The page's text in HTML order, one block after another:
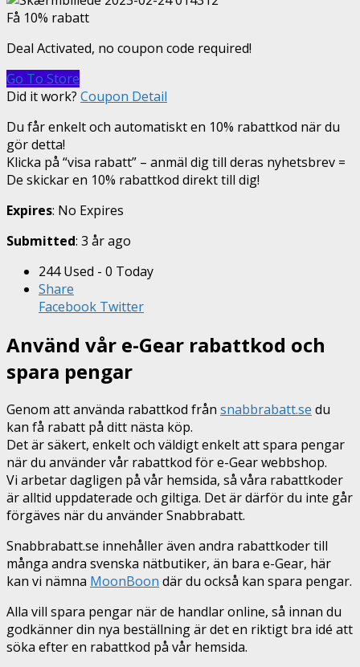
Få 10% rabatt
Deal Activated, no coupon code required!
Go To Store
Did it work? Coupon Detail
Du får enkelt och automatiskt en 10% rabattkod när du
gör detta!
Klicka på “visa rabatt” – anmäl dig till deras nyhetsbrev =
De skickar en 10% rabattkod direkt till dig!
Expires: No Expires
Submitted: 3 år ago
244 Used - 0 Today
Share
Facebook Twitter
Använd vår e-Gear rabattkod och
spara pengar
Genom att använda rabattkod från snabbrabatt.se du
kan få rabatt på ditt nästa köp.
Det är säkert, enkelt och väldigt enkelt att spara pengar
när du använder vår rabattkod för e-Gear webbshop.
Vi arbetar dagligen på vår hemsida, så våra rabattkoder
är alltid uppdaterade och giltiga. Det är därför du inte går
förgäves när du använder Snabbrabatt.
Snabbrabatt.se innehåller även andra rabattkoder till
många andra svenska nätbutiker, än bara e-Gear, här
kan vi nämna MoonBoon där du också kan spara pengar.
Alla vill spara pengar när de handlar online, så innan du
godkänner din nya beställning är det en riktigt bra idé att
söka efter en rabattkod på vår hemsida.